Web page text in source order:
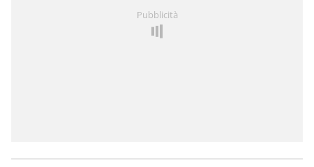
Pubblicità